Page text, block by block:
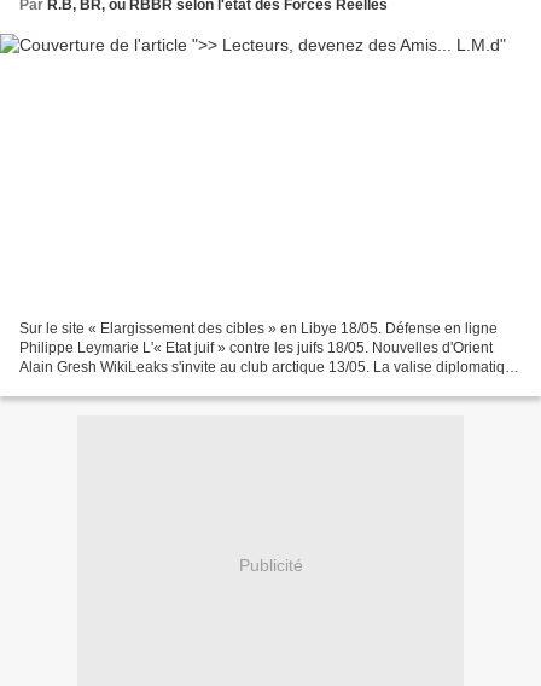
Par R.B, BR, ou RBBR selon l'état des Forces Réelles
Sur le site « Elargissement des cibles » en Libye 18/05. Défense en ligne
Philippe Leymarie L'« Etat juif » contre les juifs 18/05. Nouvelles d'Orient
Alain Gresh WikiLeaks s'invite au club arctique 13/05. La valise diplomatique
Publicité